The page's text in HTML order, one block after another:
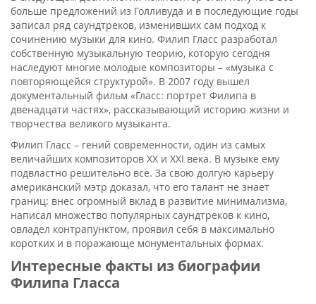
больше предложений из Голливуда и в последующие годы
записал ряд саундтреков, изменивших сам подход к
сочинению музыки для кино. Филип Гласс разработал
собственную музыкальную теорию, которую сегодня
наследуют многие молодые композиторы – «музыка с
повторяющейся структурой». В 2007 году вышел
документальный фильм «Гласс: портрет Филипа в
двенадцати частях», рассказывающий историю жизни и
творчества великого музыканта.
Филип Гласс – гений современности, один из самых
величайших композиторов XX и XXI века. В музыке ему
подвластно решительно все. За свою долгую карьеру
американский мэтр доказал, что его талант не знает
границ: внес огромный вклад в развитие минимализма,
написал множество популярных саундтреков к кино,
овладел контрапунктом, проявил себя в максимально
коротких и в поражающе монументальных формах.
Интересные факты из биографии
Филипа Гласса